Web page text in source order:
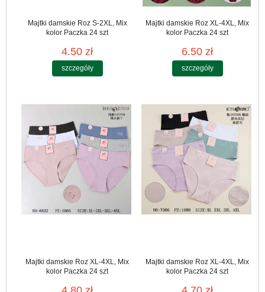
Majtki damskie Roz S-2XL, Mix
kolor Paczka 24 szt
4.50 zł
szczegóły
Majtki damskie Roz XL-4XL, Mix
kolor Paczka 24 szt
6.50 zł
szczegóły
Majtki damskie Roz XL-4XL, Mix
kolor Paczka 24 szt
Majtki damskie Roz XL-4XL, Mix
kolor Paczka 24 szt